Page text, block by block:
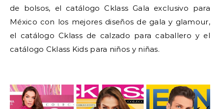
de bolsos, el catálogo Cklass Gala exclusivo para
México con los mejores diseños de gala y glamour,
el catálogo Cklass de calzado para caballero y el
catálogo Cklass Kids para niños y niñas.